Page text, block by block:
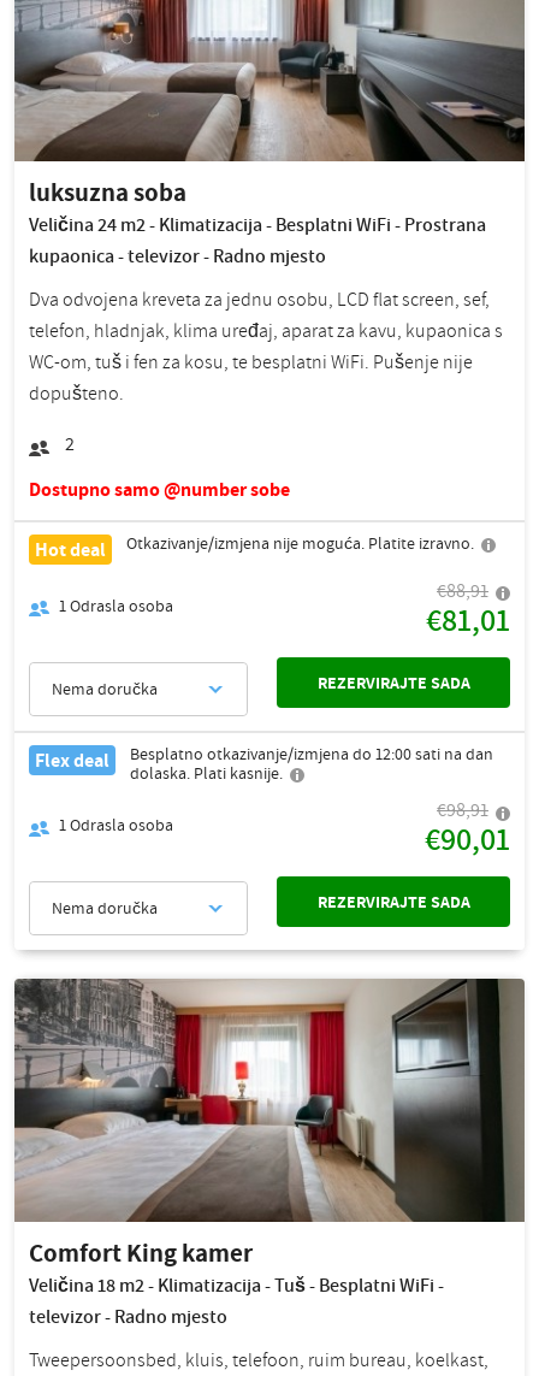
luksuzna soba
Veličina 24 m2 - Klimatizacija - Besplatni WiFi - Prostrana
kupaonica - televizor - Radno mjesto
Dva odvojena kreveta za jednu osobu, LCD flat screen, sef,
telefon, hladnjak, klima uređaj, aparat za kavu, kupaonica s
WC-om, tuš i fen za kosu, te besplatni WiFi. Pušenje nije
dopušteno.
2
Dostupno samo @number sobe
Hot deal Otkazivanje/izmjena nije moguća. Platite izravno.
1Odrasla osoba
€88,91
€81,01
Nema doručka REZERVIRAJTE SADA
Flex deal
Besplatno otkazivanje/izmjena do 12:00 sati na dan
dolaska. Plati kasnije.
1Odrasla osoba
€98,91
€90,01
Nema doručka REZERVIRAJTE SADA
Comfort King kamer
Veličina 18 m2 - Klimatizacija - Tuš - Besplatni WiFi -
televizor - Radno mjesto
Tweepersoonsbed, kluis, telefoon, ruim bureau, koelkast,